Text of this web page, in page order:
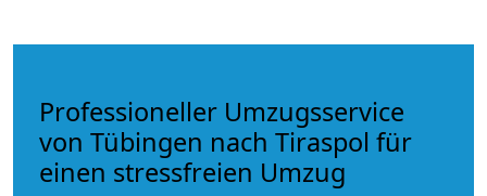
Professioneller Umzugsservice
von Tübingen nach Tiraspol für
einen stressfreien Umzug